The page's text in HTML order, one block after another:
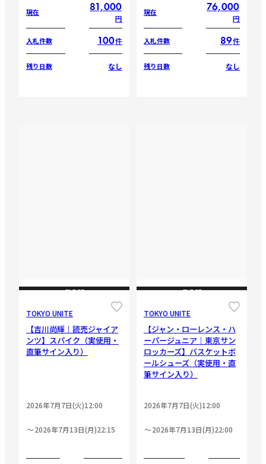
現在 81,000
円
入札件数 100件
残り日数 なし
現在 76,000
円
入札件数 89件
残り日数 なし
CLOSE
TOKYO UNITE
【吉川尚輝｜読売ジャイア
ンツ】スパイク（実使用・
直筆サイン入り）
2026年7月7日(火)12:00
2026年7月13日(月)22:15
CLOSE
TOKYO UNITE
【ジャン・ローレンス・ハ
ーパージュニア｜東京サン
ロッカーズ】バスケットボ
ールシューズ（実使用・直
筆サイン入り）
2026年7月7日(火)12:00
2026年7月13日(月)22:00